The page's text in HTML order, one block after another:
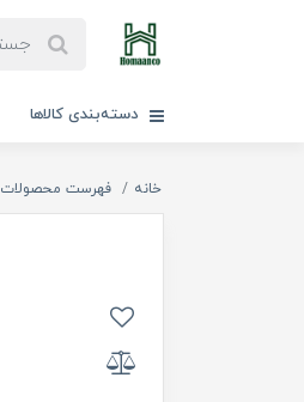
دسته‌بندی کالاها
خانه فهرست محصولات